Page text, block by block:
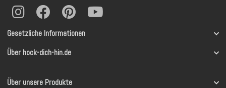
Gesetzliche Informationen
Über hock-dich-hin.de
Über unsere Produkte